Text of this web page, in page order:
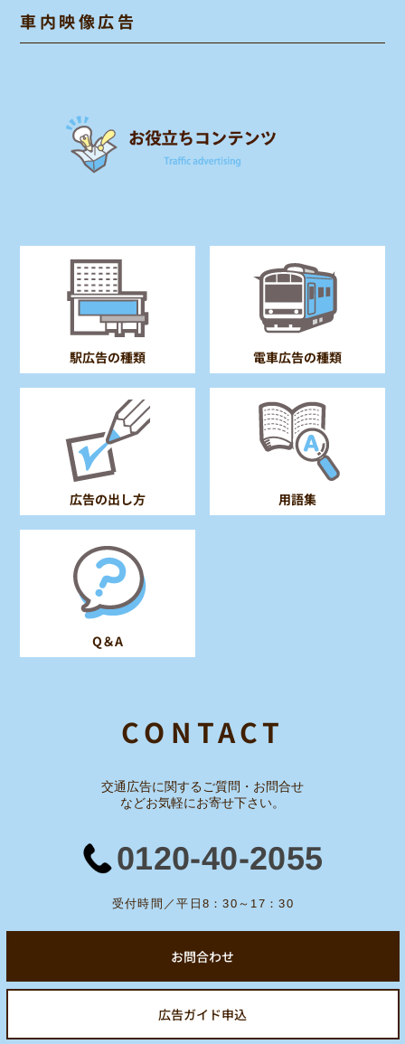
車内映像広告
駅広告の種類 電車広告の種類
広告の出し方 用語集
Q＆A
CONTACT
交通広告に関するご質問・お問合せ
などお気軽にお寄せ下さい。
0120-40-2055
受付時間／平日8：30～17：30
お問合わせ
広告ガイド申込